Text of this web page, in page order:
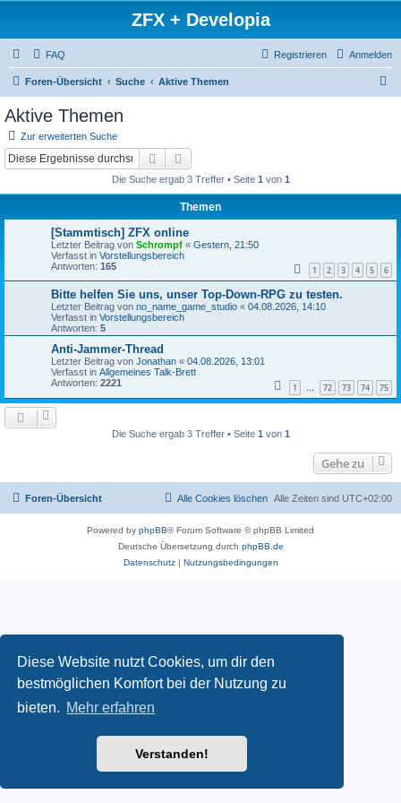
Diese Website nutzt Cookies, um dir den
bestmöglichen Komfort bei der Nutzung zu
bieten. Mehr erfahren
Verstanden!
ZFX + Developia
FAQ Anmelden
Registrieren
Foren-Übersicht Suche Aktive Themen
Aktive Themen
Zur erweiterten Suche
Suche
Die Suche ergab 3 Treffer • Seite 1 von 1
Themen
[Stammtisch] ZFX online
Letzter Beitrag von Schrompf « Gestern, 21:50
Verfasst in Vorstellungsbereich
Antworten: 165 1 2 3 4 5 6
Bitte helfen Sie uns, unser Top-Down-RPG zu testen.
Letzter Beitrag von no_name_game_studio « 04.08.2026, 14:10
Verfasst in Vorstellungsbereich
Antworten: 5
Anti-Jammer-Thread
Letzter Beitrag von Jonathan « 04.08.2026, 13:01
Verfasst in Allgemeines Talk-Brett
Antworten: 2221 1 … 72 73 74 75
Die Suche ergab 3 Treffer • Seite 1 von 1
Gehe zu
Foren-Übersicht Alle Zeiten sind UTC+02:00
Alle Cookies löschen
Powered by phpBB® Forum Software © phpBB Limited
Deutsche Übersetzung durch phpBB.de
Datenschutz| Nutzungsbedingungen